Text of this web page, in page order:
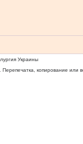
Украины
Перепечатка, копирование или